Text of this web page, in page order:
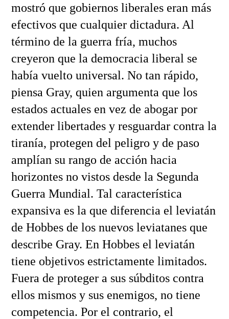
mostró que gobiernos liberales eran más
efectivos que cualquier dictadura. Al
término de la guerra fría, muchos
creyeron que la democracia liberal se
había vuelto universal. No tan rápido,
piensa Gray, quien argumenta que los
estados actuales en vez de abogar por
extender libertades y resguardar contra la
tiranía, protegen del peligro y de paso
amplían su rango de acción hacia
horizontes no vistos desde la Segunda
Guerra Mundial. Tal característica
expansiva es la que diferencia el leviatán
de Hobbes de los nuevos leviatanes que
describe Gray. En Hobbes el leviatán
tiene objetivos estrictamente limitados.
Fuera de proteger a sus súbditos contra
ellos mismos y sus enemigos, no tiene
competencia. Por el contrario, el